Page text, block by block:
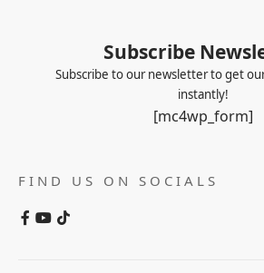
Subscribe
Subscribe to our newsletter to get
instantly!
[mc4wp_form]
FIND US ON SOCIALS